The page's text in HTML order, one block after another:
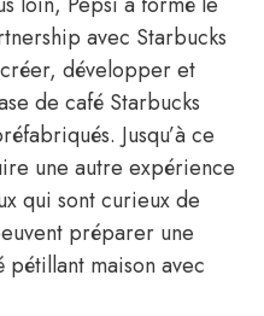
avec Starbucks
développer et
de café Starbucks
Jusqu’à ce
une autre expérience
qui sont curieux de
préparer une
pétillant maison avec